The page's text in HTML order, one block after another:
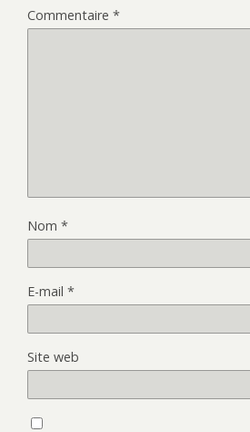
Commentaire *
Nom *
E-mail *
Site web